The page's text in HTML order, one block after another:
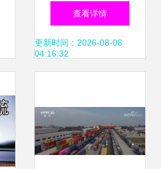
普通道路货物运输
代理的转型与升级
查看详情
更新时间：2026-08-06
04:16:32